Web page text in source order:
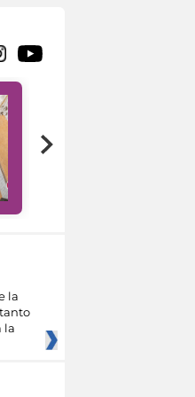
la
la